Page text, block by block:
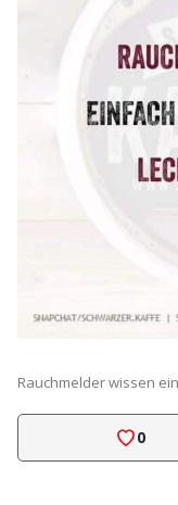
Rauchmelder wissen
0